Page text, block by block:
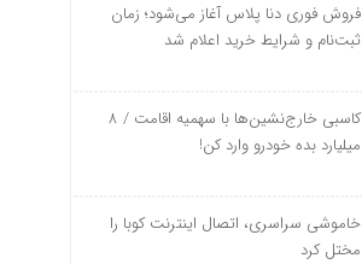
فروش فوری دنا پلاس آغاز می‌شود؛ زمان
ثبت‌نام و شرایط خرید اعلام شد
کاسبی خارج‌نشین‌ها با سهمیه اقامت / ۸
میلیارد بده خودرو وارد کن!
خاموشی سراسری، اتصال اینترنت کوبا را
مختل کرد